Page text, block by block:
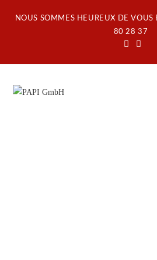
NOUS SOMMES HEUREUX DE
80 28 37